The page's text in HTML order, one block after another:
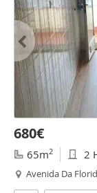
680€
65m2 2
Avenida Da